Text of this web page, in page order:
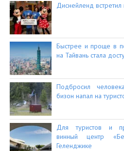
Диснейленд
Быстрее и проще в
на Тайвань стала
Подбросил
бизон напал на
Для туристов и
винный центр
Геленджике